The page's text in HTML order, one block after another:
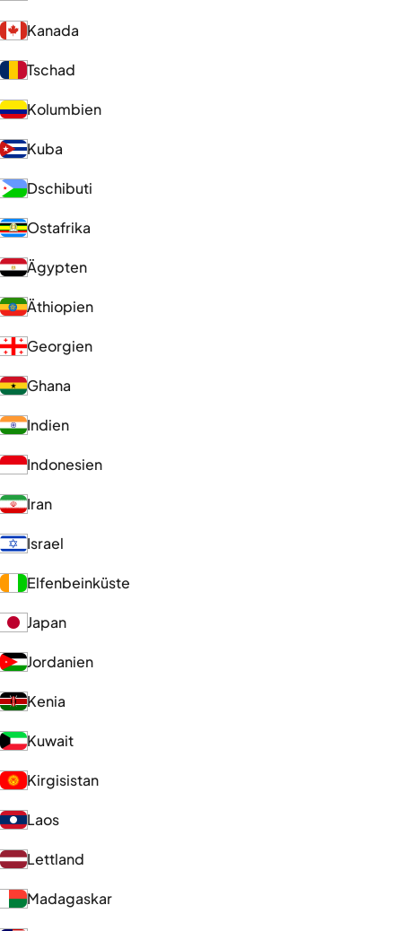
Kanada
Tschad
Kolumbien
Kuba
Dschibuti
Ostafrika
Ägypten
Äthiopien
Georgien
Ghana
Indien
Indonesien
Iran
Israel
Elfenbeinküste
Japan
Jordanien
Kenia
Kuwait
Kirgisistan
Laos
Lettland
Madagaskar